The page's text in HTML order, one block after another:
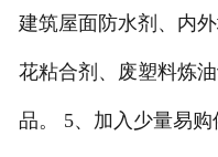
建筑屋面防水剂、内
花粘合剂、废塑料炼
品。 5、加入少量易